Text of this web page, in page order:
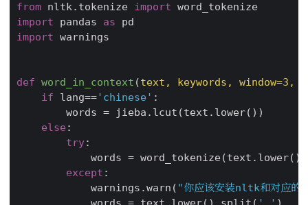
from nltk.tokenize import word_tokenize
import
pandas as
pd
import warnings
def word_in_context (text , keywords , window=3 ,
if
lang== 'chinese' :
words = jieba . lcut (text . lower())
else :
try:
words = word_tokenize(text . lower())
except :
warnings .warn ( "你应该安装nltk和对